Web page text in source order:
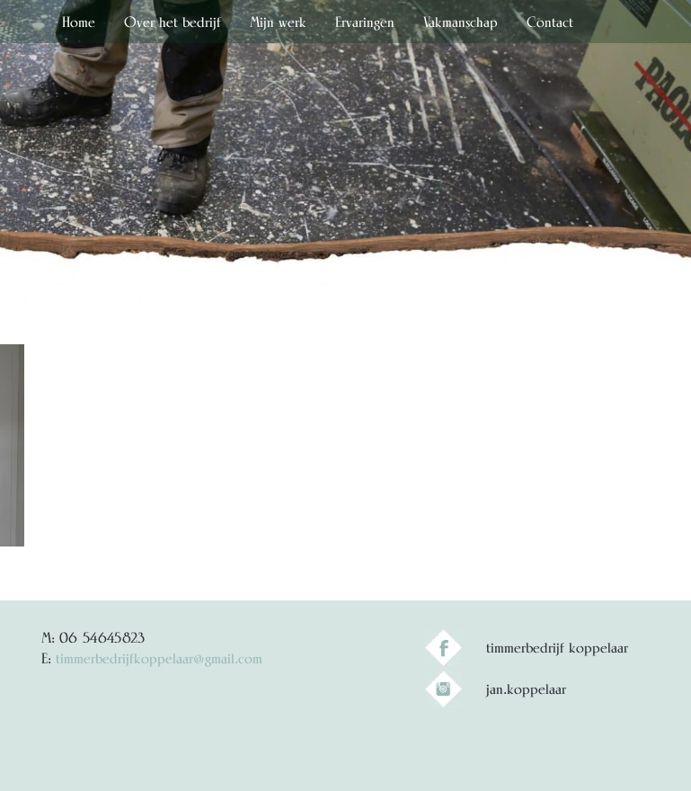
Home Over het bedrijf Mijn werk Ervaringen Vakmanschap Contact
M: 06 54645823
E:timmerbedrijfkoppelaar@gmail.com
timmerbedrijf koppelaar
jan.koppelaar